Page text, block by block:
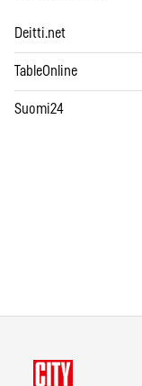
Deitti.net
TableOnline
Suomi24